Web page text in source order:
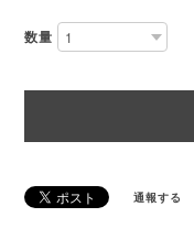
数量
通報する